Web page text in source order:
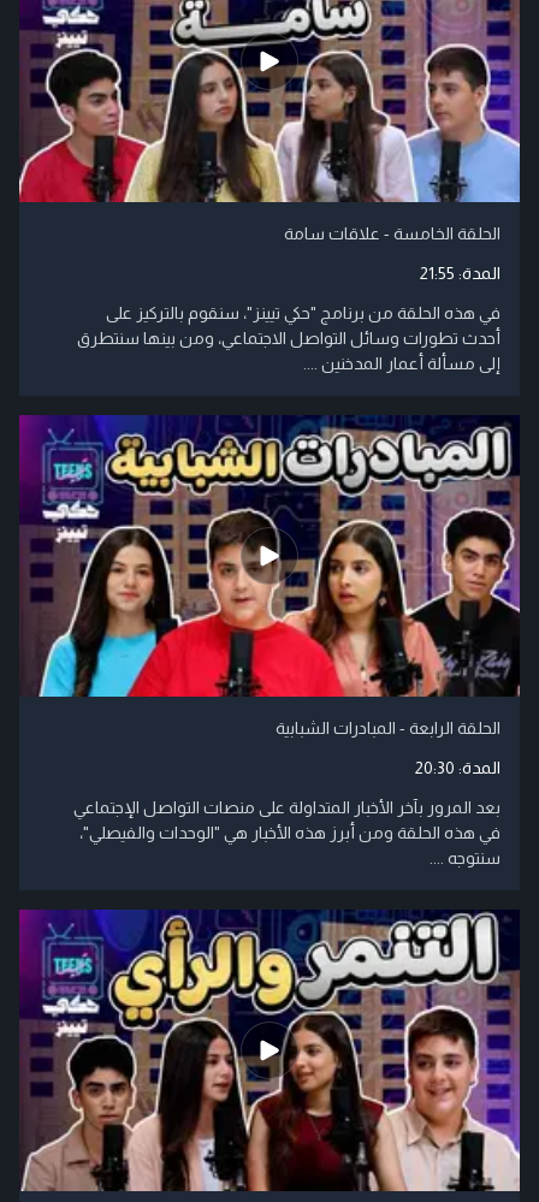
الحلقة الخامسة - علاقات سامة
المدة: 21:55
في هذه الحلقة من برنامج "حكي تيينز"، سنقوم بالتركيز على
أحدث تطورات وسائل التواصل الاجتماعي، ومن بينها سنتطرق
إلى مسألة أعمار المدخنين ....
الحلقة الرابعة - المبادرات الشبابية
المدة: 20:30
بعد المرور بآخر الأخبار المتداولة على منصات التواصل الإجتماعي
في هذه الحلقة ومن أبرز هذه الأخبار هي "الوحدات والفيصلي"،
سنتوجه ....